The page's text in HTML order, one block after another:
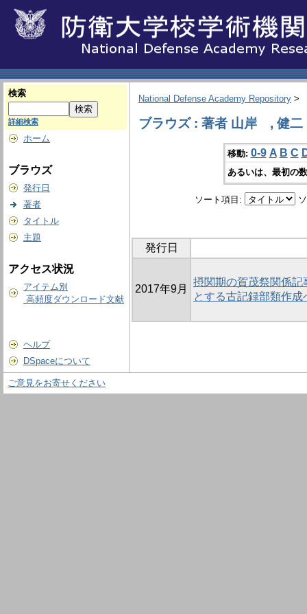
検索
詳細検索
ホーム
ブラウズ
発行日
著者
タイトル
主題
アクセス状況
アイテム別
高頻度ダウンロード文献
ヘルプ
DSpaceについて
National Defense Academy Repository >
ブラウズ : 著者 山岸 , 健二
移動: 0-9 A B C
あるいは、最初の
ソート項目:
発行日
2017年9月
摂関期の賀茂祭関係
とする古記録部類作
ご意見をお寄せください